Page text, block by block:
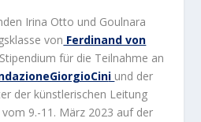
Irina Otto und Goulnara
von Ferdinand von
für die Teilnahme an
i und der
der künstlerischen Leitung
9.-11. März 2023 auf der